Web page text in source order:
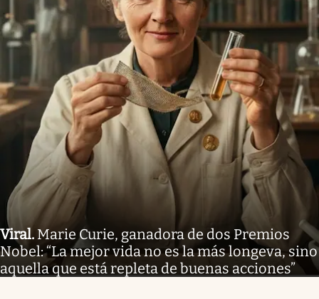
Viral. Marie Curie, ganadora de dos Premios
Nobel: “La mejor vida no es la más longeva, sino
aquella que está repleta de buenas acciones”